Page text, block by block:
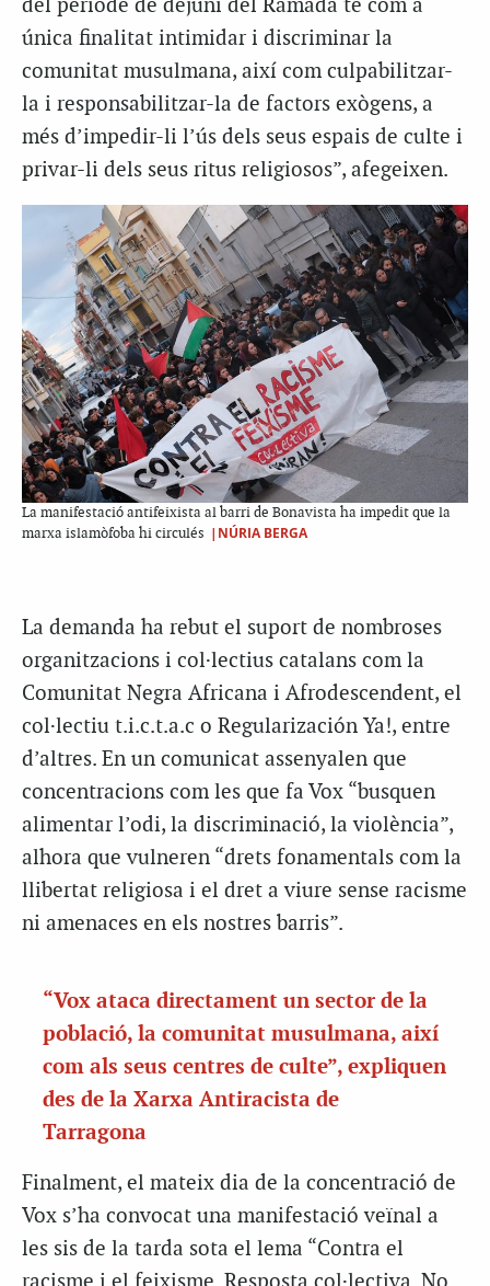
del període de dejuni del Ramadà té com a
única finalitat intimidar i discriminar la
comunitat musulmana, així com culpabilitzar-
la i responsabilitzar-la de factors exògens, a
més d’impedir-li l’ús dels seus espais de culte i
privar-li dels seus ritus religiosos”, afegeixen.
La manifestació antifeixista al barri de Bonavista ha impedit que la
marxa islamòfoba hi circulés |NÚRIA BERGA
La demanda ha rebut el suport de nombroses
organitzacions i col·lectius catalans com la
Comunitat Negra Africana i Afrodescendent, el
col·lectiu t.i.c.t.a.c o Regularización Ya!, entre
d’altres. En un comunicat assenyalen que
concentracions com les que fa Vox “busquen
alimentar l’odi, la discriminació, la violència”,
alhora que vulneren “drets fonamentals com la
llibertat religiosa i el dret a viure sense racisme
ni amenaces en els nostres barris”.
“Vox ataca directament un sector de la
població, la comunitat musulmana, així
com als seus centres de culte”, expliquen
des de la Xarxa Antiracista de
Tarragona
Finalment, el mateix dia de la concentració de
Vox s’ha convocat una manifestació veïnal a
les sis de la tarda sota el lema “Contra el